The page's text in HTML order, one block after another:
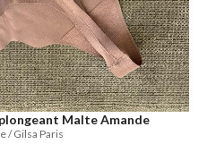
Malte Amande
/ Gilsa Paris